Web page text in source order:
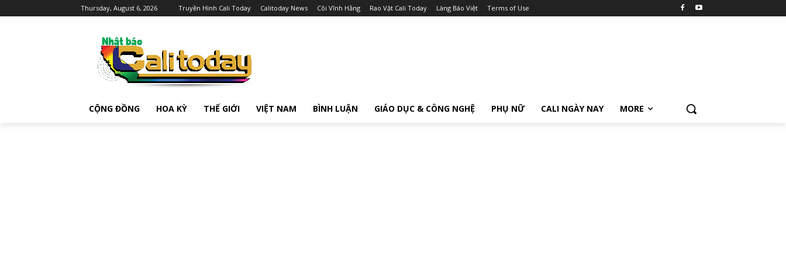
Thursday, August 6, 2026 Truyền Hình Cali Today Calitoday News Cõi Vĩnh Hằng Rao Vặt Cali Today Làng Báo Việt Terms of Use
CỘNG ĐỒNG HOA KỲ THẾ GIỚI VIỆT NAM BÌNH LUẬN GIÁO DỤC & CÔNG NGHỆ PHỤ NỮ CALI NGÀY NAY MORE